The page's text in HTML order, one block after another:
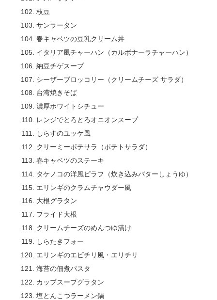
枝豆
サンラータン
春キャベツの豆乳クリーム丼
イタリア風チャーハン（カルボナーラチャーハン）
納豆チゲスープ
シーザーブロッコリー（クリームチーズ サラダ）
台湾焼きそば
濃厚ホワイトシチュー
レンジでとろとろオニオンスープ
しらすのユッケ風
クリーミーポテサラ（ポテトサラダ）
春キャベツのステーキ
タケノコの洋風ピラフ（炊き込みバターしょうゆ）
エリンギのクラムチャウダー風
大根グラタン
フライド大根
クリームチーズのめんつゆ漬け
しらたきフォー
エリンギのエビチリ風・エリチリ
海苔の佃煮パスタ
カップスープグラタン
塩とんこつラーメン鍋